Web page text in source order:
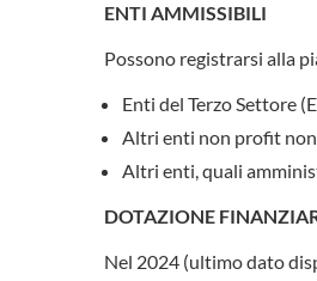
ENTI AMMISSIBILI
Possono registrarsi alla
Enti del Terzo Settore
Altri enti non profit
Altri enti, quali
DOTAZIONE
Nel 2024 (ultimo dato